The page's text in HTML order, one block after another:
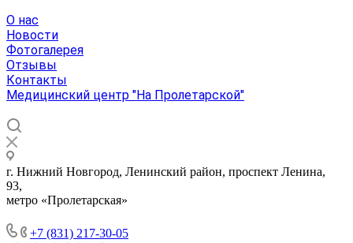
О нас
Новости
Фотогалерея
Отзывы
Контакты
Медицинский центр "На Пролетарской"
г. Нижний Новгород, Ленинский район, проспект Ленина,
93,
метро «Пролетарская»
+7 (831) 217-30-05